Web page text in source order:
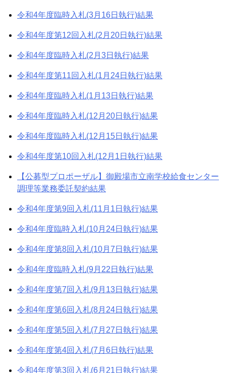
令和4年度臨時入札(3月16日執行)結果
令和4年度第12回入札(2月20日執行)結果
令和4年度臨時入札(2月3日執行)結果
令和4年度第11回入札(1月24日執行)結果
令和4年度臨時入札(1月13日執行)結果
令和4年度臨時入札(12月20日執行)結果
令和4年度臨時入札(12月15日執行)結果
令和4年度第10回入札(12月1日執行)結果
【公募型プロポーザル】御殿場市立南学校給食センター
調理等業務委託契約結果
令和4年度第9回入札(11月1日執行)結果
令和4年度臨時入札(10月24日執行)結果
令和4年度第8回入札(10月7日執行)結果
令和4年度臨時入札(9月22日執行)結果
令和4年度第7回入札(9月13日執行)結果
令和4年度第6回入札(8月24日執行)結果
令和4年度第5回入札(7月27日執行)結果
令和4年度第4回入札(7月6日執行)結果
令和4年度第3回入札(6月21日執行)結果